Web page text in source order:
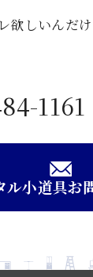
台 欲しいんだ
1161
ル小道具お